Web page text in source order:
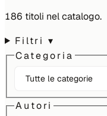
186 titoli nel catalogo.
Filtri▾
Categoria
Autori